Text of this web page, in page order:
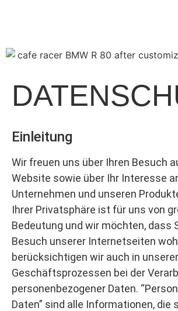
Einleitung
Wir freuen uns über Ihren Besuch
Website sowie über Ihr Interesse
Unternehmen und unseren
Ihrer Privatsphäre ist für uns von
Bedeutung und wir möchten, dass
Besuch unserer Internetseiten
berücksichtigen wir auch in
Geschäftsprozessen bei der
personenbezogener Daten.
Daten” sind alle Informationen, die